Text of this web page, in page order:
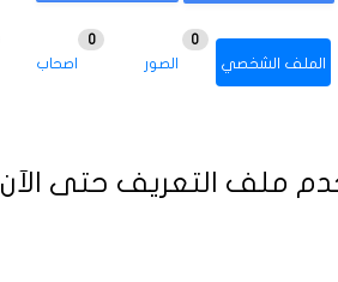
الملف الشخصي الصور
0
اصحاب
0
ملف التعريف حتى الآن